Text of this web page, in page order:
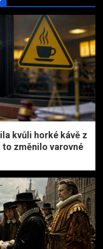
kvůli horké kávě z
to změnilo varovné